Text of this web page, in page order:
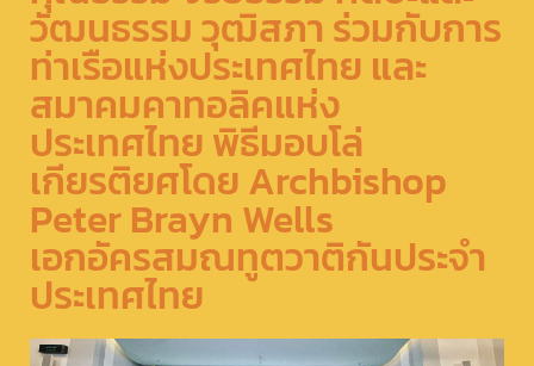
วัฒนธรรม วุฒิสภา ร่วมกับการ
ท่าเรือแห่งประเทศไทย และ
สมาคมคาทอลิคแห่ง
ประเทศไทย พิธีมอบโล่
เกียรติยศโดย Archbishop
Peter Brayn Wells
เอกอัครสมณทูตวาติกันประจำ
ประเทศไทย